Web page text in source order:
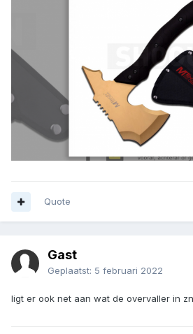
Quote
Gast
Geplaatst: 5 februari 2022
ligt er ook net aan wat de overvaller in